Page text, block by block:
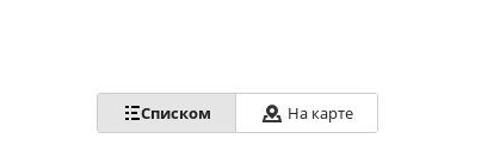
Списком На карте